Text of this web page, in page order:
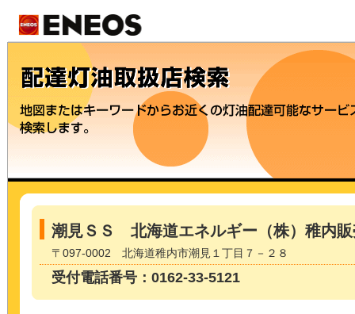
潮見ＳＳ 北海道エネルギー（株）稚内販
〒097-0002 北海道稚内市潮見１丁目７－２８
受付電話番号：0162-33-5121